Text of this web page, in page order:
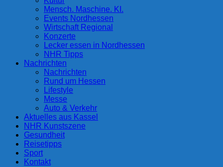
Mensch. Maschine. KI.
Events Nordhessen
Wirtschaft Regional
Konzerte
Lecker essen in Nordhessen
NHR Tipps
Nachrichten
Nachrichten
Rund um Hessen
Lifestyle
Messe
Auto & Verkehr
Aktuelles aus Kassel
NHR Kunstszene
Gesundheit
Reisetipps
Sport
Kontakt